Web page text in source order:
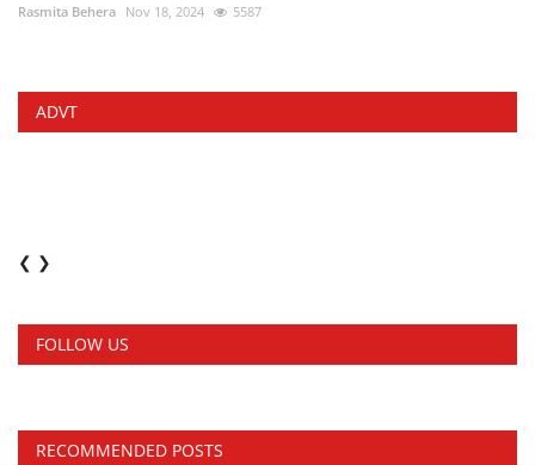
Rasmita Behera Nov 18, 2024 5587
ADVT
❮ ❯
FOLLOW US
RECOMMENDED POSTS